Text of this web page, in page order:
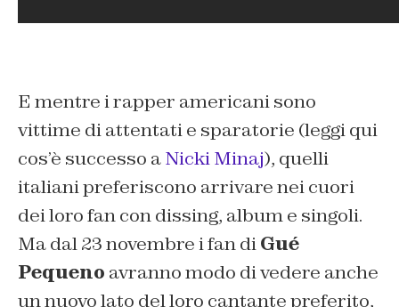
E mentre i rapper americani sono
vittime di attentati e sparatorie (leggi qui
cos’è successo aNicki Minaj), quelli
italiani preferiscono arrivare nei cuori
dei loro fan con dissing, album e singoli.
Ma dal 23 novembre i fan diGué
Pequeno avranno modo di vedere anche
un nuovo lato del loro cantante preferito,